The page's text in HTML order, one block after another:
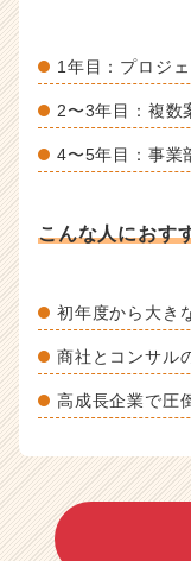
1年目：プロジ
2〜3年目：複数
4〜5年目：事業
こんな人におす
初年度から大き
商社とコンサル
高成長企業で圧